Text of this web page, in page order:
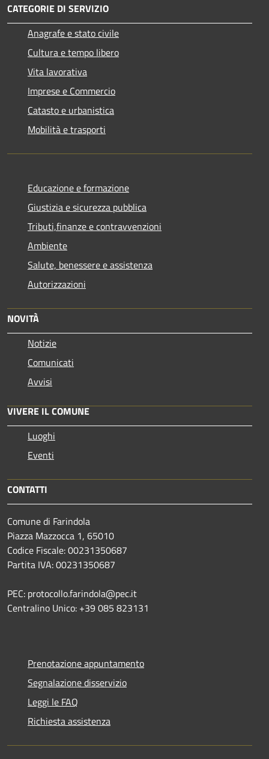
CATEGORIE DI SERVIZIO
Anagrafe e stato civile
Cultura e tempo libero
Vita lavorativa
Imprese e Commercio
Catasto e urbanistica
Mobilità e trasporti
Educazione e formazione
Giustizia e sicurezza pubblica
Tributi,finanze e contravvenzioni
Ambiente
Salute, benessere e assistenza
Autorizzazioni
NOVITÀ
Notizie
Comunicati
Avvisi
VIVERE IL COMUNE
Luoghi
Eventi
CONTATTI
Comune di Farindola
Piazza Mazzocca 1, 65010
Codice Fiscale: 00231350687
Partita IVA: 00231350687
PEC: protocollo.farindola@pec.it
Centralino Unico: +39 085 823131
Prenotazione appuntamento
Segnalazione disservizio
Leggi le FAQ
Richiesta assistenza